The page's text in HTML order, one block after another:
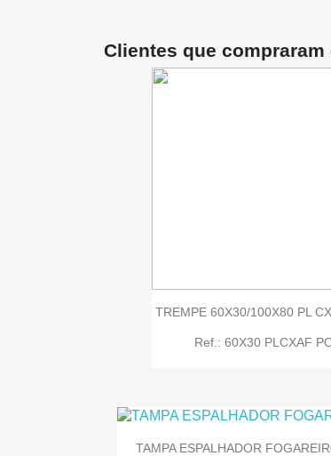
Clientes que
TREMPE 60X30/100X80 PL
Ref.: 60X30 PLCXAF
 Quick view
TAMPA ESPALHADOR